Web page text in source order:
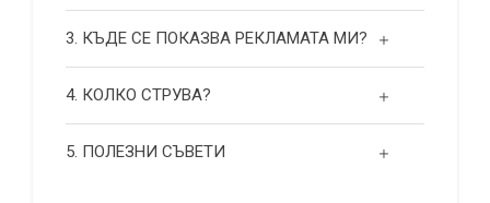
3. КЪДЕ СЕ ПОКАЗВА РЕКЛАМАТА МИ?
4. КОЛКО СТРУВА?
5. ПОЛЕЗНИ СЪВЕТИ